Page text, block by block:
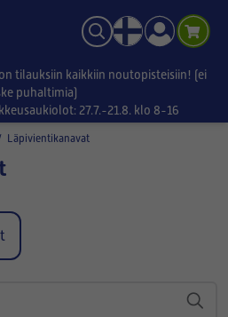
tilauksiin kaikkiin noutopisteisiin! (ei
puhaltimia)
27.7.-21.8. klo 8-16
Läpivientikanavat